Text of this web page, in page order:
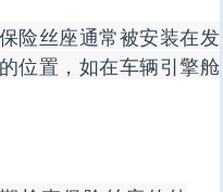
险丝座通常被安装在发
位置，如在车辆引擎舱